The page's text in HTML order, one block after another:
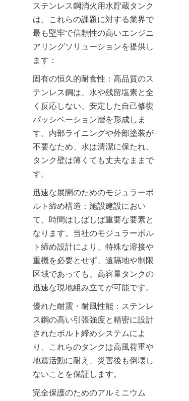
ステンレス鋼消火用水貯蔵タンク
は、これらの課題に対する業界で
最も堅牢で信頼性の高いエンジニ
アリングソリューションを提供し
ます：
固有の恒久的耐食性：高品質のス
テンレス鋼は、水や残留塩素と全
く反応しない、安定した自己修復
パッシベーション層を形成しま
す。内部ライニングや外部塗装が
不要なため、水は清潔に保たれ、
タンク壁は薄くても丈夫なままで
す。
迅速な展開のためのモジュラーボ
ルト締め構造：施設建設におい
て、時間はしばしば重要な要素と
なります。当社のモジュラーボル
ト締め設計により、特殊な溶接や
重機を必要とせず、遠隔地や制限
区域であっても、高容量タンクの
迅速な現地組み立てが可能です。
優れた耐震・耐風性能：ステンレ
ス鋼の高い引張強度と精密に設計
されたボルト締めシステムによ
り、これらのタンクは高風荷重や
地震活動に耐え、災害後も倒壊し
ないことを保証します。
完全保護のためのアルミニウム